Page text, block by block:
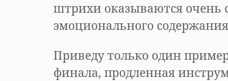
штрихи оказываются очень
эмоционального
Приведу только один
финала, продленная